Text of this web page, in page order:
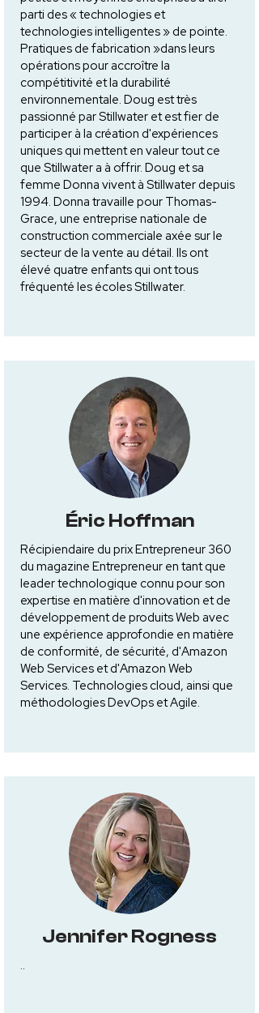
parti des « technologies et
technologies intelligentes » de pointe.
Pratiques de fabrication »dans leurs
opérations pour accroître la
compétitivité et la durabilité
environnementale. Doug est très
passionné par Stillwater et est fier de
participer à la création d'expériences
uniques qui mettent en valeur tout ce
que Stillwater a à offrir. Doug et sa
femme Donna vivent à Stillwater depuis
1994. Donna travaille pour Thomas-
Grace, une entreprise nationale de
construction commerciale axée sur le
secteur de la vente au détail. Ils ont
élevé quatre enfants qui ont tous
fréquenté les écoles Stillwater.
Éric Hoffman
Récipiendaire du prix Entrepreneur 360
du magazine Entrepreneur en tant que
leader technologique connu pour son
expertise en matière d'innovation et de
développement de produits Web avec
une expérience approfondie en matière
de conformité, de sécurité, d'Amazon
Web Services et d'Amazon Web
Services. Technologies cloud, ainsi que
méthodologies DevOps et Agile.
Jennifer Rogness
..